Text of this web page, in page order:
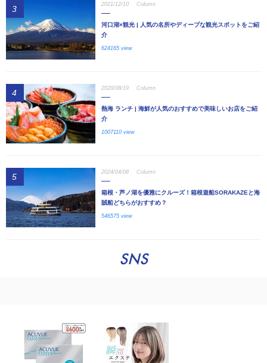
3 2021/12/10 Column
河口湖×観光 | 人気の名所やディープな観光スポットをご紹
介
624165 view
4 2020/08/19 Column
熱海 ランチ | 海鮮が人気のおすすめで美味しいお店をご紹
介
1007110 view
5 2024/04/08 Column
箱根・芦ノ湖を優雅にクルーズ！箱根遊船SORAKAZEと海
賊船どちらがおすすめ？
546575 view
SNS